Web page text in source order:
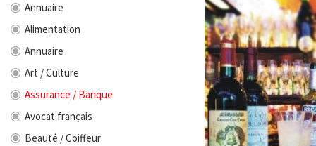
Annuaire
Alimentation
Annuaire
Art / Culture
Assurance / Banque
Avocat français
Beauté / Coiffeur